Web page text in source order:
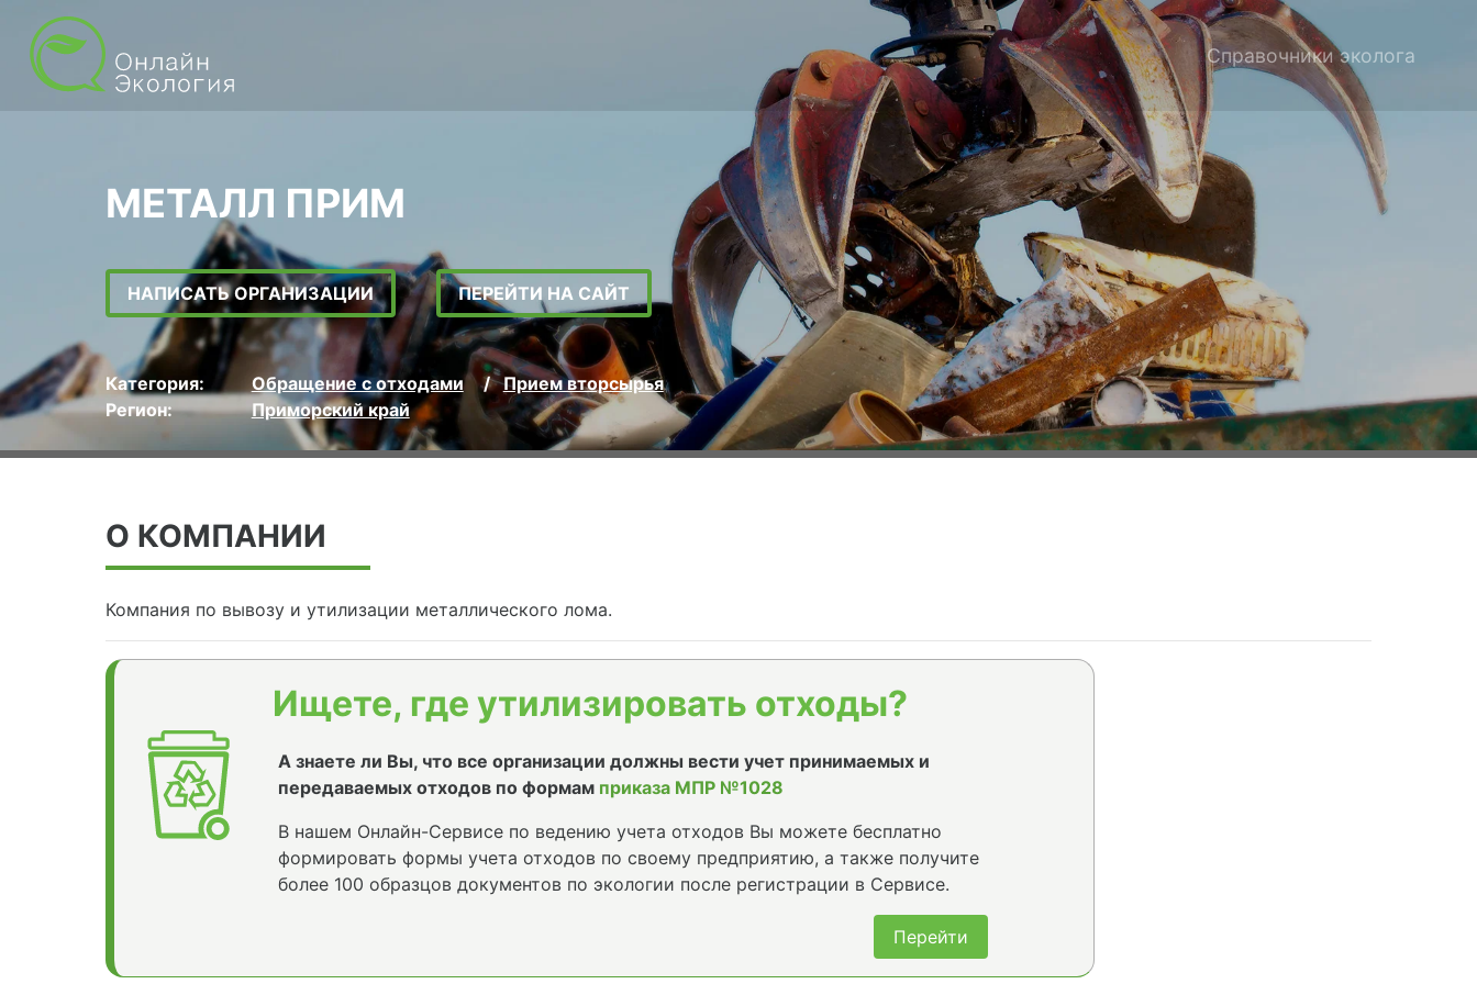
Справочники эколога
МЕТАЛЛ ПРИМ
НАПИСАТЬ ОРГАНИЗАЦИИ ПЕРЕЙТИ НА САЙТ
Категория: Обращение с отходами
Прием вторсырья
Регион:
Приморский край
О КОМПАНИИ
Компания по вывозу и утилизации металлического лома.
Ищете, где утилизировать отходы?
А знаете ли Вы, что все организации должны вести учет принимаемых и
передаваемых отходов по формам приказа МПР №1028
В нашем Онлайн-Сервисе по ведению учета отходов Вы можете бесплатно
формировать формы учета отходов по своему предприятию, а также получите
более 100 образцов документов по экологии после регистрации в Сервисе.
Перейти